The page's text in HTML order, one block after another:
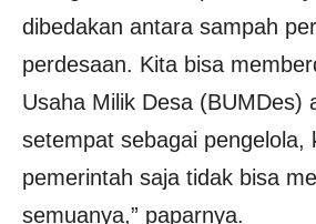
dibedakan antara sampah
perdesaan. Kita bisa
Usaha Milik Desa (BUMDes)
setempat sebagai pengelola,
pemerintah saja tidak bisa
semuanya,” paparnya.